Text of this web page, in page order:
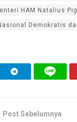
HAM Natalius
Demokratis
Post Sebelumnya